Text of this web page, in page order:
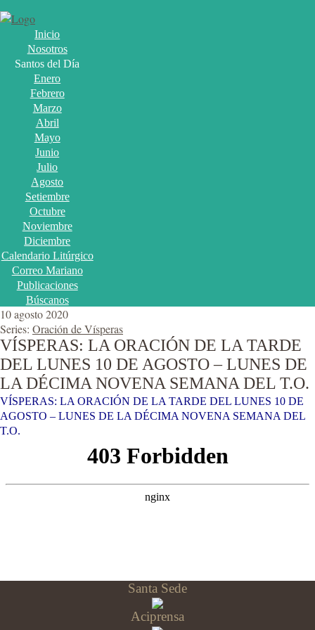
Inicio
Nosotros
Santos del Día
Enero
Febrero
Marzo
Abril
Mayo
Junio
Julio
Agosto
Setiembre
Octubre
Noviembre
Diciembre
Calendario Litúrgico
Correo Mariano
Publicaciones
Búscanos
10 agosto 2020
Series: Oración de Vísperas
VÍSPERAS: LA ORACIÓN DE LA TARDE
DEL LUNES 10 DE AGOSTO – LUNES DE
LA DÉCIMA NOVENA SEMANA DEL T.O.
VÍSPERAS: LA ORACIÓN DE LA TARDE DEL LUNES 10 DE
AGOSTO – LUNES DE LA DÉCIMA NOVENA SEMANA DEL
T.O.
Santa Sede
Aciprensa